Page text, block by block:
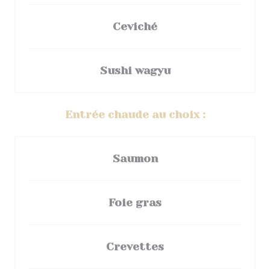
Ceviché
Sushi wagyu
Entrée chaude au choix :
Saumon
Foie gras
Crevettes